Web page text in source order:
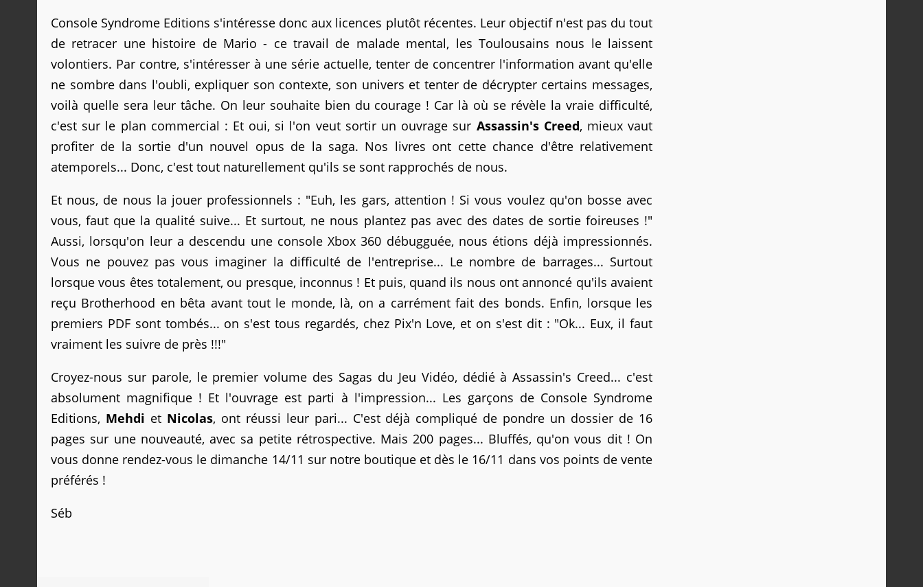
Console Syndrome Editions s'intéresse donc aux licences plutôt récentes. Leur objectif n'est pas du tout
de retracer une histoire de Mario - ce travail de malade mental, les Toulousains nous le laissent
volontiers. Par contre, s'intéresser à une série actuelle, tenter de concentrer l'information avant qu'elle
ne sombre dans l'oubli, expliquer son contexte, son univers et tenter de décrypter certains messages,
voilà quelle sera leur tâche. On leur souhaite bien du courage ! Car là où se révèle la vraie difficulté,
c'est sur le plan commercial : Et oui, si l'on veut sortir un ouvrage sur Assassin's Creed, mieux vaut
profiter de la sortie d'un nouvel opus de la saga. Nos livres ont cette chance d'être relativement
atemporels... Donc, c'est tout naturellement qu'ils se sont rapprochés de nous.
Et nous, de nous la jouer professionnels : "Euh, les gars, attention ! Si vous voulez qu'on bosse avec
vous, faut que la qualité suive... Et surtout, ne nous plantez pas avec des dates de sortie foireuses !"
Aussi, lorsqu'on leur a descendu une console Xbox 360 débugguée, nous étions déjà impressionnés.
Vous ne pouvez pas vous imaginer la difficulté de l'entreprise... Le nombre de barrages... Surtout
lorsque vous êtes totalement, ou presque, inconnus ! Et puis, quand ils nous ont annoncé qu'ils avaient
reçu Brotherhood en bêta avant tout le monde, là, on a carrément fait des bonds. Enfin, lorsque les
premiers PDF sont tombés... on s'est tous regardés, chez Pix'n Love, et on s'est dit : "Ok... Eux, il faut
vraiment les suivre de près !!!"
Croyez-nous sur parole, le premier volume des Sagas du Jeu Vidéo, dédié à Assassin's Creed... c'est
absolument magnifique ! Et l'ouvrage est parti à l'impression... Les garçons de Console Syndrome
Editions, Mehdi et Nicolas, ont réussi leur pari... C'est déjà compliqué de pondre un dossier de 16
pages sur une nouveauté, avec sa petite rétrospective. Mais 200 pages... Bluffés, qu'on vous dit ! On
vous donne rendez-vous le dimanche 14/11 sur notre boutique et dès le 16/11 dans vos points de vente
préférés !
Séb